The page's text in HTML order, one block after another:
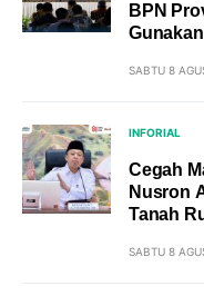
BPN
SABTU 8
INFORIAL
Cegah
Nusron
Tanah
SABTU 8